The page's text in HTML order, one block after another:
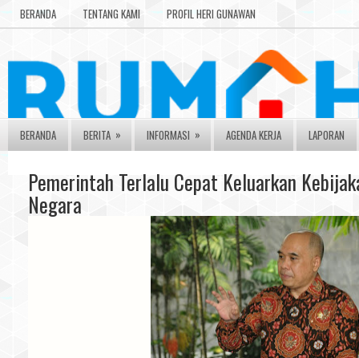
BERANDA TENTANG KAMI PROFIL HERI GUNAWAN
BERANDA BERITA » INFORMASI » AGENDA KERJA LAPORAN
Pemerintah Terlalu Cepat Keluarkan
Negara